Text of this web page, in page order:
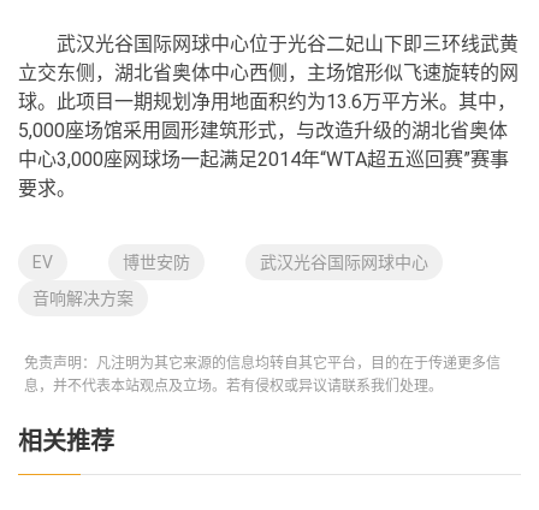
武汉光谷国际网球中心位于光谷二妃山下即三环线武黄
立交东侧，湖北省奥体中心西侧，主场馆形似飞速旋转的网
球。此项目一期规划净用地面积约为13.6万平方米。其中，
5,000座场馆采用圆形建筑形式，与改造升级的湖北省奥体
中心3,000座网球场一起满足2014年“WTA超五巡回赛”赛事
要求。
EV 博世安防
武汉光谷国际网球中心
音响解决方案
免责声明：凡注明为其它来源的信息均转自其它平台，目的在于传递更多信
息，并不代表本站观点及立场。若有侵权或异议请联系我们处理。
相关推荐